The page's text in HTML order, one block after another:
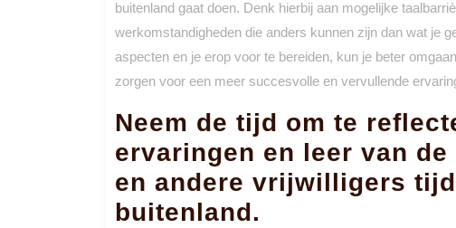
buitenland gaat doen. Denk hierbij aan mogelijke
werkomstandigheden die anders kunnen zijn dan wat je
aspecten en je erop voor te bereiden, kun je beter
zorgen voor een meer succesvolle en vervullende
Neem de tijd om te
ervaringen en leer van
en andere vrijwilligers
buitenland.